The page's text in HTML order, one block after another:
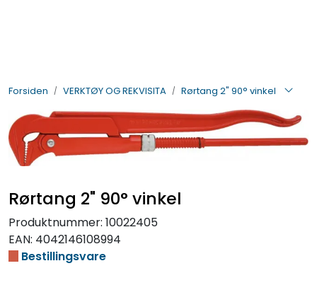
Forsiden VERKTØY OG REKVISITA Rørtang 2" 90° vinkel
Rørtang 2" 90° vinkel
Produktnummer: 10022405
EAN: 4042146108994
Bestillingsvare
ELEKTRISK
VERKTØY OG REKVISITA
SIKKERHET
KONTAKT OSS